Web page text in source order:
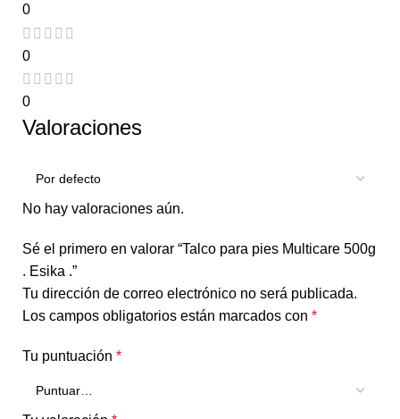
0
0
0
Valoraciones
No hay valoraciones aún.
Sé el primero en valorar “Talco para pies Multicare 500g
. Esika .”
Tu dirección de correo electrónico no será publicada.
Los campos obligatorios están marcados con *
Tu puntuación *